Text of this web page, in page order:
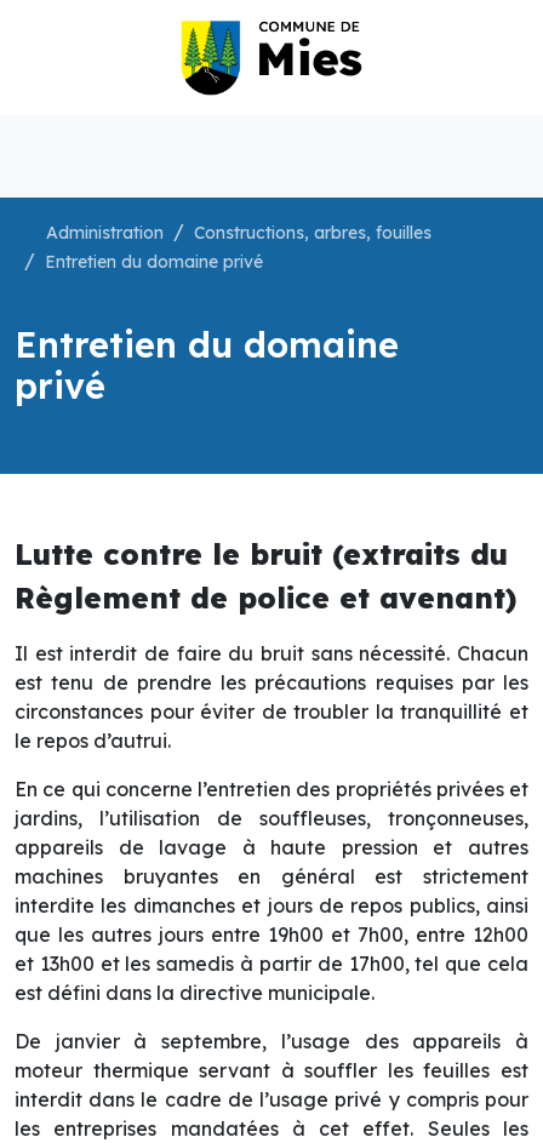
Administration
Constructions, arbres, fouilles
Entretien du domaine privé
Entretien du domaine
privé
Lutte contre le bruit (extraits du
Règlement de police et avenant)
Il est interdit de faire du bruit sans nécessité. Chacun
est tenu de prendre les précautions requises par les
circonstances pour éviter de troubler la tranquillité et
le repos d’autrui.
En ce qui concerne l’entretien des propriétés privées et
jardins, l’utilisation de souffleuses, tronçonneuses,
appareils de lavage à haute pression et autres
machines bruyantes en général est strictement
interdite les dimanches et jours de repos publics, ainsi
que les autres jours entre 19h00 et 7h00, entre 12h00
et 13h00 et les samedis à partir de 17h00, tel que cela
est défini dans la directive municipale.
De janvier à septembre, l’usage des appareils à
moteur thermique servant à souffler les feuilles est
interdit dans le cadre de l’usage privé y compris pour
les entreprises mandatées à cet effet. Seules les